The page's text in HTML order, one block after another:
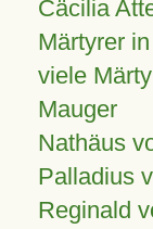
Cäcilia
Märtyrer
viele
Mauger
Nathäus
Palladius
Reginald